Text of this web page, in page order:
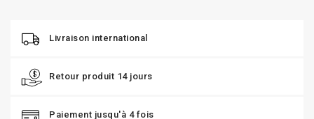
Livraison international
Retour produit 14 jours
Paiement jusqu'à 4 fois